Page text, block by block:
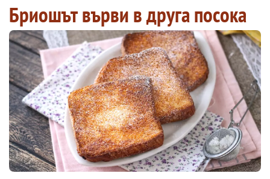
Бриошът върви в друга посока